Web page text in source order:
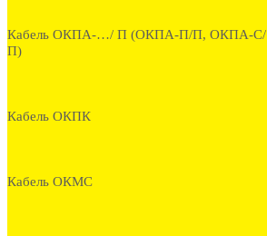
Кабель ОКПА-…/ П (ОКПА-П/П, ОКПА-С/
П)
Кабель ОКПК
Кабель ОКМС